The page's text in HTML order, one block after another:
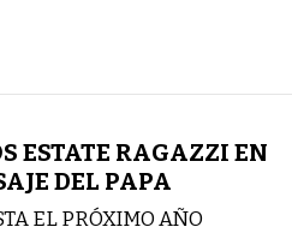
ESTATE RAGAZZI EN
DEL PAPA
EL PRÓXIMO AÑO